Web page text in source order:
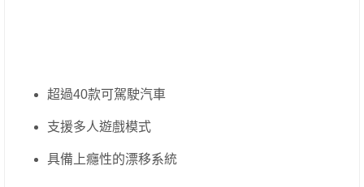
超過40款可駕駛汽車
支援多人遊戲模式
具備上癮性的漂移系統